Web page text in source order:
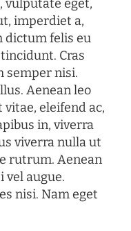
vulputate eget,
imperdiet a,
dictum felis eu
Cras
semper nisi.
Aenean leo
eleifend ac,
in, viverra
viverra nulla ut
rutrum. Aenean
augue.
nisi. Nam eget